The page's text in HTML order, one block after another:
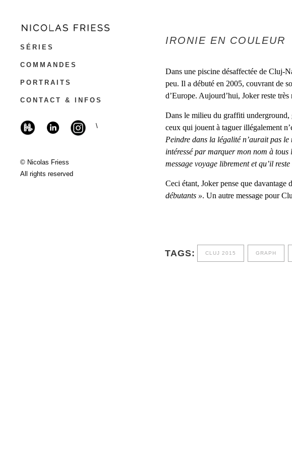
SÉRIES
COMMANDES
PORTRAITS
CONTACT & INFOS
\
© Nicolas Friess
All rights reserved
IRONIE EN COULEUR
Dans une piscine désaffectée de Cluj-
peu. Il a débuté en 2005, couvrant de
d’Europe. Aujourd’hui, Joker reste
Dans le milieu du graffiti underground,
ceux qui jouent à taguer illégalement
Peindre dans la légalité n’aurait pas
intéressé par marquer mon nom à
message voyage librement et qu’il
Ceci étant, Joker pense que davantage
débutants ». Un autre message pour
TAGS: CLUJ 2015 GRAPH